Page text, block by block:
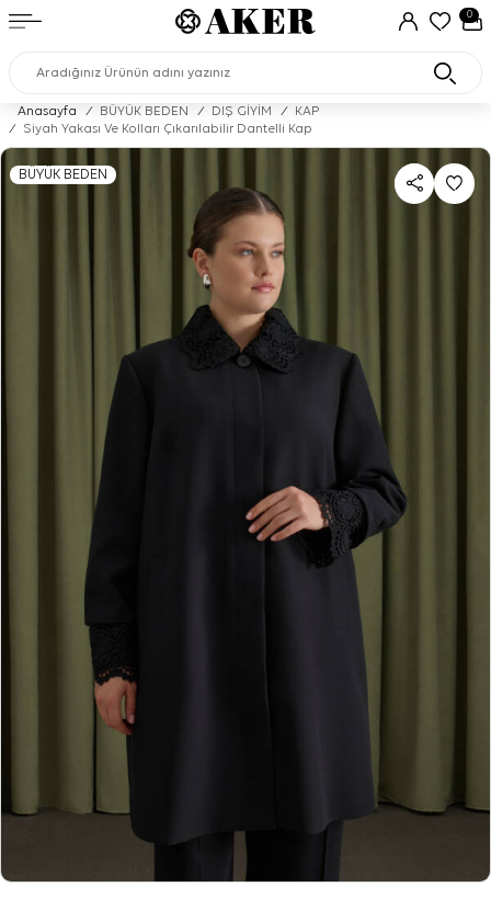
0
Anasayfa / BÜYÜK BEDEN / DIŞ GİYİM /
KAP
/
Siyah Yakası Ve Kolları Çıkarılabilir Dantelli Kap
BÜYÜK BEDEN